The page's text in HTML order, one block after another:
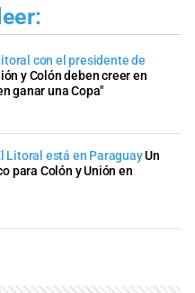
con el presidente de
y Colón deben creer en
ganar una Copa"
Litoral está en ParaguayUn
para Colón y Unión en